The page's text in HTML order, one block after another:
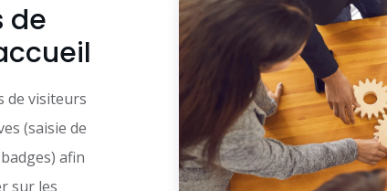
de
de visiteurs
(saisie de
afin
sur les